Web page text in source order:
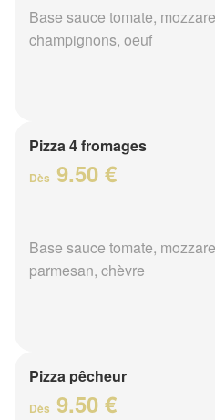
Base sauce tomate,
champignons, oeuf
Pizza 4 fromages
Dès 9.50 €
Base sauce tomate,
parmesan, chèvre
Pizza pêcheur
Dès 9.50 €